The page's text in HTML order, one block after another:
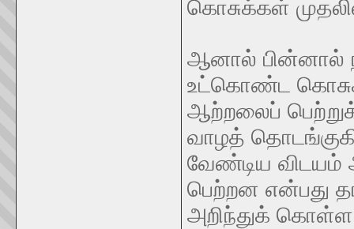
கொசுக்கள்
ஆனால் பின்னால்
உட்கொண்ட
ஆற்றலைப்
வாழத்
வேண்டிய விடயம்
பெற்றன என்பது
அறிந்துக் கொள்ள